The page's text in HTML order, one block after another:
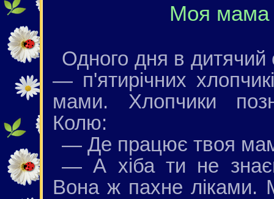
Моя мама
Одного дня в дитячий
— п'ятирічних
мами. Хлопчики
Колю:
— Де працює твоя
— А хіба ти не
Вона ж пахне ліками.